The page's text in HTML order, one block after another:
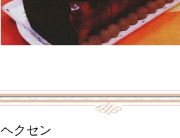
ヘクセン